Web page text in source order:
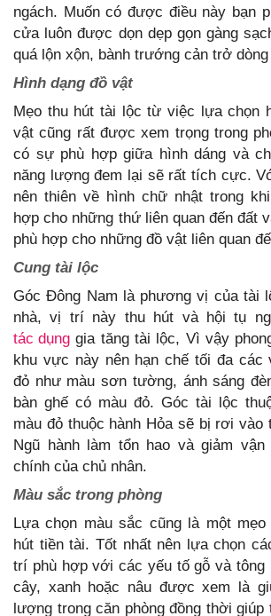
ngách. Muốn có được điều này bạn
cửa luôn được dọn dẹp gọn gàng
quá lộn xộn, bành trướng cản trở
Hình dạng đồ vật
Mẹo thu hút tài lộc từ việc lựa chọn
vật cũng rất được xem trọng trong
có sự phù hợp giữa hình dáng và
năng lượng đem lại sẽ rất tích cực.
nên thiên về hình chữ nhật trong
hợp cho những thứ liên quan đến đất
phù hợp cho những đồ vật liên quan
Cung tài lộc
Góc Đông Nam là phương vị của tài
nhà, vị trí này thu hút và hội tụ
tác dụng gia tăng tài lộc, Vì vậy
khu vực này nên hạn chế tối đa các
đỏ như màu sơn tường, ánh sáng
bàn ghế có màu đỏ. Góc tài lộc
màu đỏ thuộc hành Hỏa sẽ bị rơi vào
Ngũ hành làm tổn hao và giảm
chính của chủ nhân.
Màu sắc trong phòng
Lựa chọn màu sắc cũng là một
hút tiền tài. Tốt nhất nên lựa chọn
trí phù hợp với các yếu tố gỗ và tông
cây, xanh hoặc nâu được xem là
lượng trong căn phòng đồng thời giúp